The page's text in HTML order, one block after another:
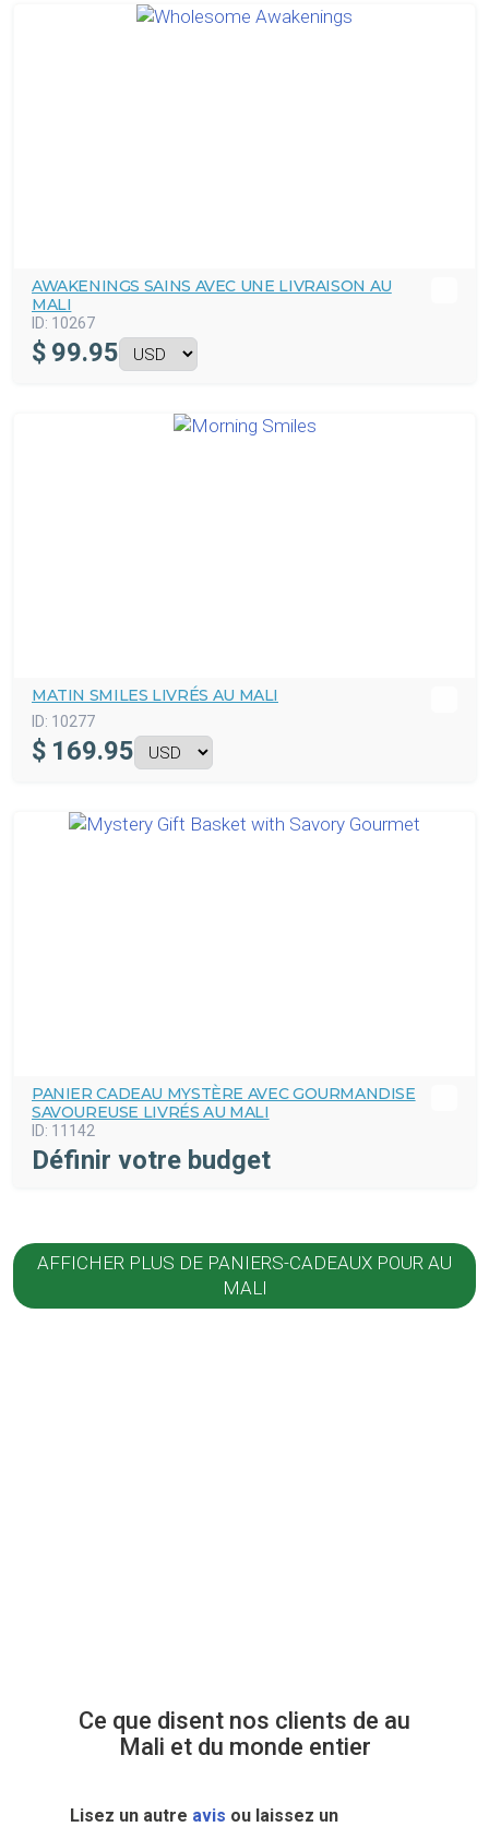
AWAKENINGS SAINS AVEC UNE LIVRAISON AU
MALI
ID: 10267
$ 99.95
MATIN SMILES LIVRÉS AU MALI
ID: 10277
$ 169.95
PANIER CADEAU MYSTÈRE AVEC GOURMANDISE
SAVOUREUSE LIVRÉS AU MALI
ID: 11142
Définir votre budget
AFFICHER PLUS DE PANIERS-CADEAUX POUR AU
MALI
Ce que disent nos clients de au
Mali et du monde entier
Lisez un autre avis ou laissez un